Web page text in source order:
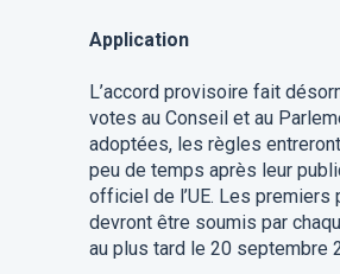
Application
L’accord provisoire fait
votes au Conseil et au
adoptées, les règles
peu de temps après leur
officiel de l’UE. Les premiers
devront être soumis par
au plus tard le 20 septembre